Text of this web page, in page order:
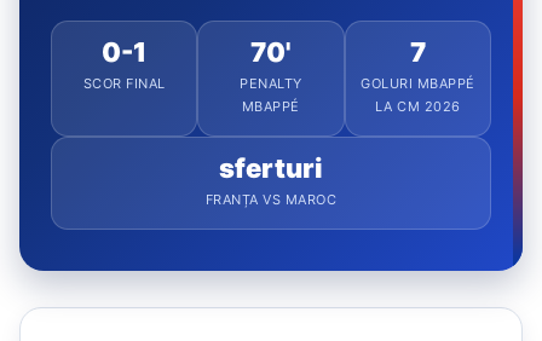
0-1
SCOR FINAL
70'
PENALTY
MBAPPÉ
7
GOLURI MBAPPÉ
LA CM 2026
sferturi
FRANȚA VS MAROC